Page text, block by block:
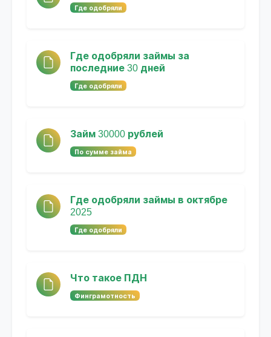
Где одобряли
Где одобряли займы за
последние 30 дней
Где одобряли
Займ 30000 рублей
По сумме займа
Где одобряли займы в октябре
2025
Где одобряли
Что такое ПДН
Финграмотность